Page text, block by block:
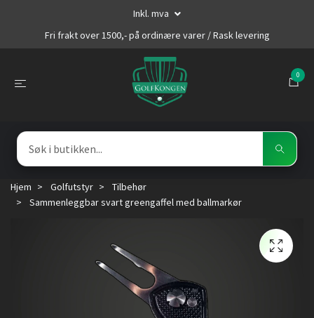
Inkl. mva
Fri frakt over 1500,- på ordinære varer / Rask levering
0
Hjem Golfutstyr
Tilbehør
Sammenleggbar svart greengaffel med ballmarkør